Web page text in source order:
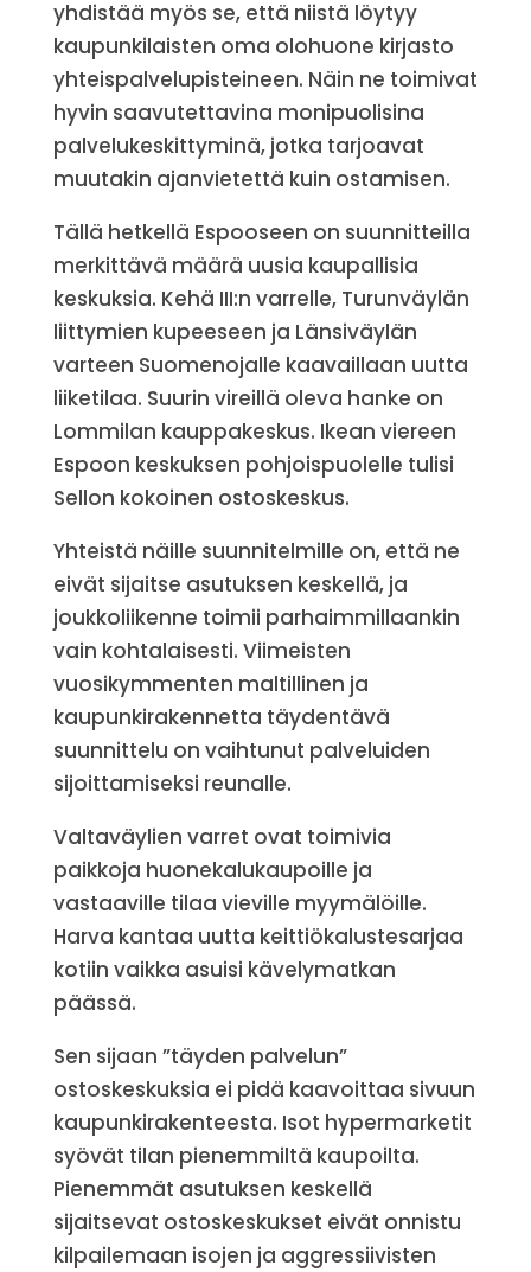
yhdistää myös se, että niistä löytyy
kaupunkilaisten oma olohuone kirjasto
yhteispalvelupisteineen. Näin ne toimivat
hyvin saavutettavina monipuolisina
palvelukeskittyminä, jotka tarjoavat
muutakin ajanvietettä kuin ostamisen.
Tällä hetkellä Espooseen on suunnitteilla
merkittävä määrä uusia kaupallisia
keskuksia. Kehä III:n varrelle, Turunväylän
liittymien kupeeseen ja Länsiväylän
varteen Suomenojalle kaavaillaan uutta
liiketilaa. Suurin vireillä oleva hanke on
Lommilan kauppakeskus. Ikean viereen
Espoon keskuksen pohjoispuolelle tulisi
Sellon kokoinen ostoskeskus.
Yhteistä näille suunnitelmille on, että ne
eivät sijaitse asutuksen keskellä, ja
joukkoliikenne toimii parhaimmillaankin
vain kohtalaisesti. Viimeisten
vuosikymmenten maltillinen ja
kaupunkirakennetta täydentävä
suunnittelu on vaihtunut palveluiden
sijoittamiseksi reunalle.
Valtaväylien varret ovat toimivia
paikkoja huonekalukaupoille ja
vastaaville tilaa vieville myymälöille.
Harva kantaa uutta keittiökalustesarjaa
kotiin vaikka asuisi kävelymatkan
päässä.
Sen sijaan ”täyden palvelun”
ostoskeskuksia ei pidä kaavoittaa sivuun
kaupunkirakenteesta. Isot hypermarketit
syövät tilan pienemmiltä kaupoilta.
Pienemmät asutuksen keskellä
sijaitsevat ostoskeskukset eivät onnistu
kilpailemaan isojen ja aggressiivisten